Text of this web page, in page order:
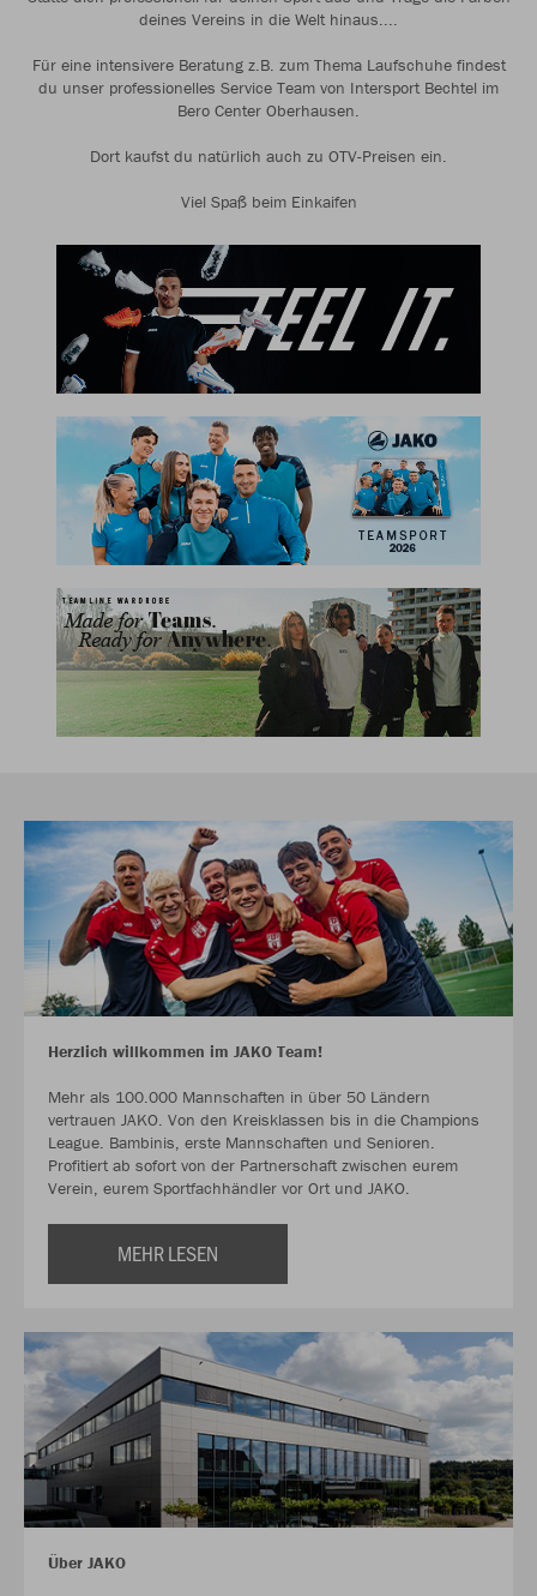
deines Vereins in die Welt hinaus....
Für eine intensivere Beratung z.B. zum Thema Laufschuhe findest
du unser professionelles Service Team von Intersport Bechtel im
Bero Center Oberhausen.
Dort kaufst du natürlich auch zu OTV-Preisen ein.
Viel Spaß beim Einkaifen
Herzlich willkommen im JAKO Team!
Mehr als 100.000 Mannschaften in über 50 Ländern
vertrauen JAKO. Von den Kreisklassen bis in die Champions
League. Bambinis, erste Mannschaften und Senioren.
Profitiert ab sofort von der Partnerschaft zwischen eurem
Verein, eurem Sportfachhändler vor Ort und JAKO.
MEHR LESEN
Über JAKO